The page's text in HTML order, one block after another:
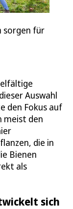
sorgen für
Auswahl
den Fokus auf
meist den
die in
Bienen
als
sich